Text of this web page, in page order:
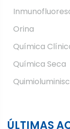
Orina
Química
Química Seca
ÚLTIMAS